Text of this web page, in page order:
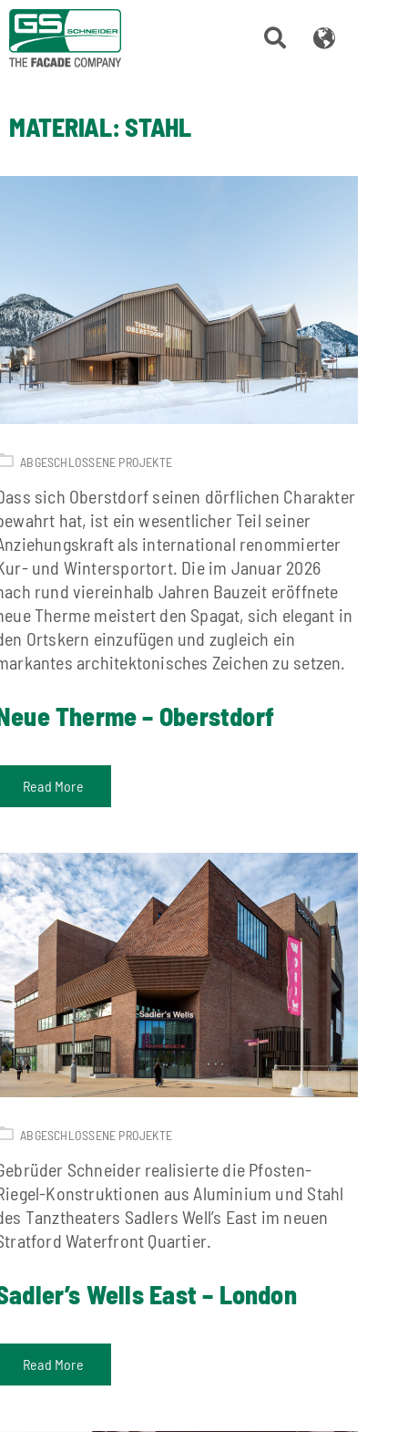
MATERIAL:STAHL
ABGESCHLOSSENE PROJEKTE
sich Oberstdorf seinen dörflichen Charakter
hat, ist ein wesentlicher Teil seiner
als international renommierter
und Wintersportort. Die im Januar 2026
rund viereinhalb Jahren Bauzeit eröffnete
Therme meistert den Spagat, sich elegant in
Ortskern einzufügen und zugleich ein
architektonisches Zeichen zu setzen.
Therme – Oberstdorf
Read More
ABGESCHLOSSENE PROJEKTE
Schneider realisierte die Pfosten-
Konstruktionen aus Aluminium und Stahl
Tanztheaters Sadlers Well’s East im neuen
Waterfront Quartier.
Wells East – London
Read More